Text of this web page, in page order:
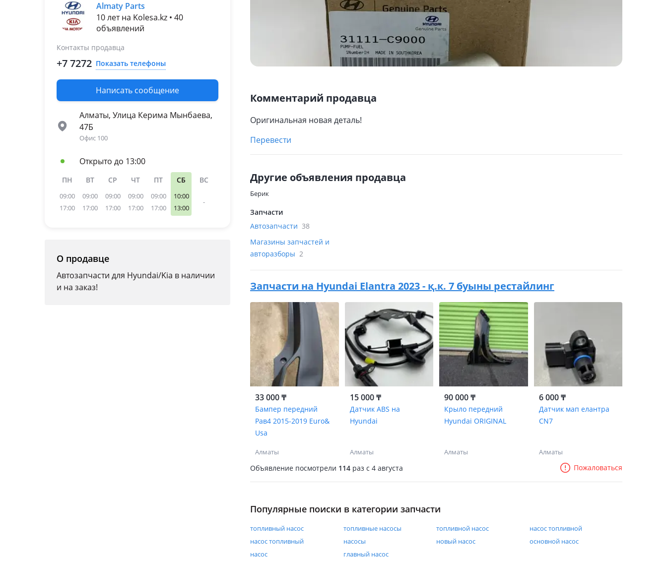
Almaty Parts
10 лет на Kolesa.kz • 40
объявлений
Контакты продавца
+7 7272 Показать телефоны
Написать сообщение
Алматы, Улица Керима Мынбаева,
47Б
Офис 100
Открыто до 13:00
ПН
09:00
17:00
ВТ
09:00
17:00
СР
09:00
17:00
ЧТ
09:00
17:00
ПТ
09:00
17:00
СБ
10:00
13:00
ВС
-
О продавце
Автозапчасти для Hyundai/Kia в наличии
и на заказ!
Комментарий продавца
Оригинальная новая деталь!
Перевести
Другие объявления продавца
Берик
Запчасти
Автозапчасти 38
Магазины запчастей и
авторазборы 2
Запчасти на Hyundai Elantra 2023 - қ.к. 7 буыны рестайлинг
33 000 ₸
Бампер передний
Рав4 2015-2019 Euro&
Usa
Алматы
15 000 ₸
Датчик ABS на
Hyundai
Алматы
90 000 ₸
Крыло передний
Hyundai ORIGINAL
Алматы
6 000 ₸
Датчик мап елантра
CN7
Алматы
Объявление посмотрели 114 раз c 4 августа Пожаловаться
Популярные поиски в категории запчасти
топливный насос топливные насосы топливной насос
насос топливной
насос топливный
насосы новый насос
основной насос
насос
главный насос